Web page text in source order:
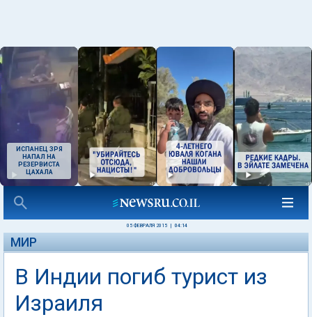
ИСПАНЕЦ ЗРЯ
НАПАЛ НА
РЕЗЕРВИСТА
ЦАХАЛА
05 ФЕВРАЛЯ 2015 04:14
МИР
В Индии погиб турист из
Израиля